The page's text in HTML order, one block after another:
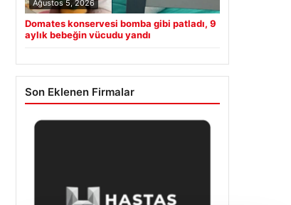
Ağustos 5, 2026
Domates konservesi bomba gibi patladı, 9
aylık bebeğin vücudu yandı
Son Eklenen Firmalar